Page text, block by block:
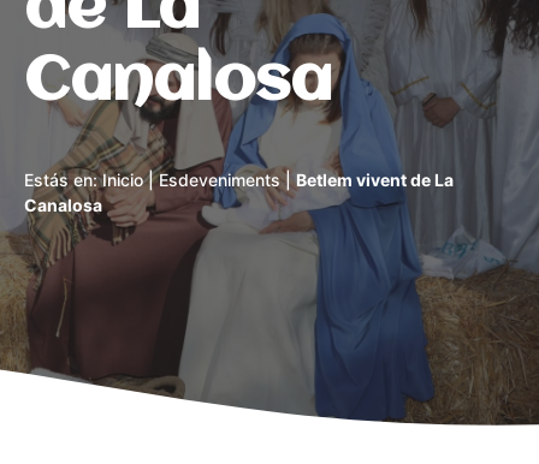
Canalosa
Estás en:Inicio|Esdeveniments|Betlem vivent de La
Canalosa